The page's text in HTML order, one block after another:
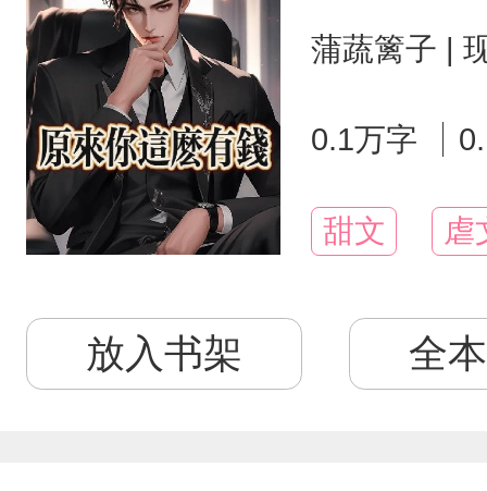
蒲蔬篱子 |
0.1万字
甜文 虐
放入书架 全